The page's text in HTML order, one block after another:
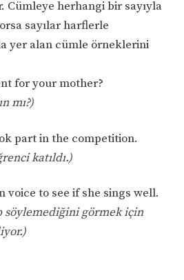
Cümleye herhangi bir sayıyla
sayılar harflerle
yer alan cümle örneklerini
for your mother?
mı?)
part in the competition.
katıldı.)
voice to see if she sings well.
söylemediğini görmek için